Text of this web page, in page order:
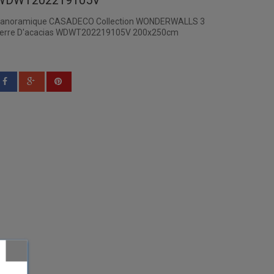
CASADECO Collection WONDERWALLS 3
D'acacias WDWT202219105V 200x250cm